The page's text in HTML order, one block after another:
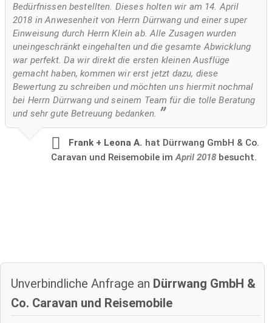
Bedürfnissen bestellten. Dieses holten wir am 14. April
2018 in Anwesenheit von Herrn Dürrwang und einer super
Einweisung durch Herrn Klein ab. Alle Zusagen wurden
uneingeschränkt eingehalten und die gesamte Abwicklung
war perfekt. Da wir direkt die ersten kleinen Ausflüge
gemacht haben, kommen wir erst jetzt dazu, diese
Bewertung zu schreiben und möchten uns hiermit nochmal
bei Herrn Dürrwang und seinem Team für die tolle Beratung
und sehr gute Betreuung bedanken.
Frank + Leona A. hat Dürrwang GmbH & Co.
Caravan und Reisemobile im April 2018 besucht.
Unverbindliche Anfrage an Dürrwang GmbH &
Co. Caravan und Reisemobile